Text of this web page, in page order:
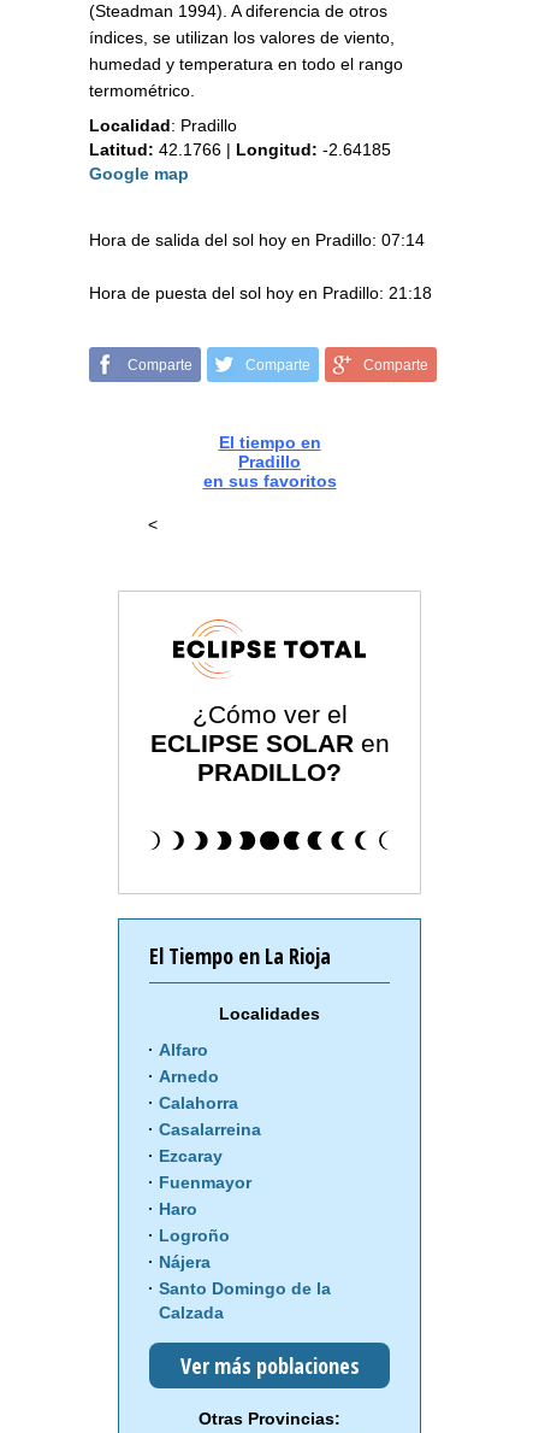
(Steadman 1994). A diferencia de otros
índices, se utilizan los valores de viento,
humedad y temperatura en todo el rango
termométrico.
Localidad: Pradillo
Latitud: 42.1766 | Longitud: -2.64185
Google map
Hora de salida del sol hoy en Pradillo: 07:14
Hora de puesta del sol hoy en Pradillo: 21:18
Comparte Comparte Comparte
El tiempo en
Pradillo
en sus favoritos
<
¿Cómo ver el
ECLIPSE SOLAR en
PRADILLO?
El Tiempo en La Rioja
Localidades
Alfaro
Arnedo
Calahorra
Casalarreina
Ezcaray
Fuenmayor
Haro
Logroño
Nájera
Santo Domingo de la
Calzada
Ver más poblaciones
Otras Provincias: